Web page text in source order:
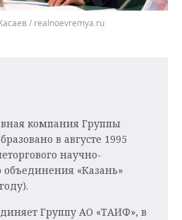
/ realnoevremya.ru
компания Группы
в августе 1995
научно-
объединения «Казань»
Группу АО «ТАИФ», в